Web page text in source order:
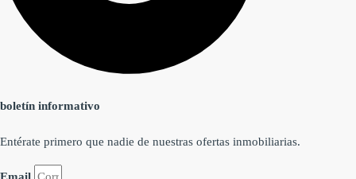
boletín informativo
Entérate primero que nadie de nuestras ofertas inmobiliarias.